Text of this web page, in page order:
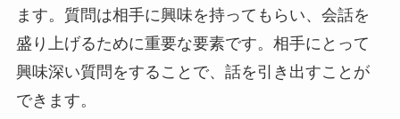
ます。質問は相手に興味を持ってもらい、会話を
盛り上げるために重要な要素です。相手にとって
興味深い質問をすることで、話を引き出すことが
できます。